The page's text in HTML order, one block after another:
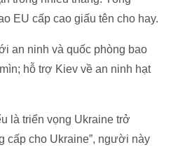
EU cấp cao giấu tên cho hay.
an ninh và quốc phòng bao
hỗ trợ Kiev về an ninh hạt
là triển vọng Ukraine trở
cấp cho Ukraine”, người này